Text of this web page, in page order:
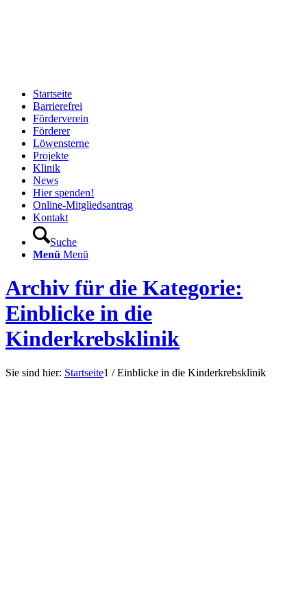
Startseite
Barrierefrei
Förderverein
Förderer
Löwensterne
Projekte
Klinik
News
Hier spenden!
Online-Mitgliedsantrag
Kontakt
Suche
Menü Menü
Archiv für die Kategorie:
Einblicke in die
Kinderkrebsklinik
Sie sind hier: Startseite1 / Einblicke in die Kinderkrebsklinik